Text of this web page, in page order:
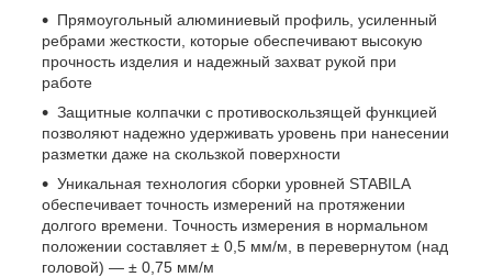
Прямоугольный алюминиевый профиль, усиленный
ребрами жесткости, которые обеспечивают высокую
прочность изделия и надежный захват рукой при
работе
Защитные колпачки с противоскользящей функцией
позволяют надежно удерживать уровень при нанесении
разметки даже на скользкой поверхности
Уникальная технология сборки уровней STABILA
обеспечивает точность измерений на протяжении
долгого времени. Точность измерения в нормальном
положении составляет ± 0,5 мм/м, в перевернутом (над
головой) — ± 0,75 мм/м